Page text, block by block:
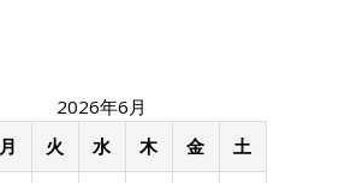
2026年6月
月 火 水 木 金 土